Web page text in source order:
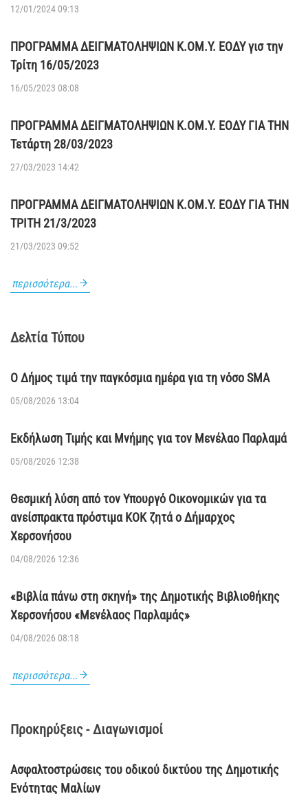
12/01/2024 09:13
ΠΡΟΓΡΑΜΜΑ ΔΕΙΓΜΑΤΟΛΗΨΙΩΝ Κ.ΟΜ.Υ. ΕΟΔΥ γισ την
Τρίτη 16/05/2023
16/05/2023 08:08
ΠΡΟΓΡΑΜΜΑ ΔΕΙΓΜΑΤΟΛΗΨΙΩΝ Κ.ΟΜ.Υ. ΕΟΔΥ ΓΙΑ ΤΗΝ
Τετάρτη 28/03/2023
27/03/2023 14:42
ΠΡΟΓΡΑΜΜΑ ΔΕΙΓΜΑΤΟΛΗΨΙΩΝ Κ.ΟΜ.Υ. ΕΟΔΥ ΓΙΑ ΤΗΝ
ΤΡΙΤΗ 21/3/2023
21/03/2023 09:52
περισσότερα...
Δελτία Τύπου
Ο Δήμος τιμά την παγκόσμια ημέρα για τη νόσο SMA
05/08/2026 13:04
Εκδήλωση Τιμής και Μνήμης για τον Μενέλαο Παρλαμά
05/08/2026 12:38
Θεσμική λύση από τον Υπουργό Οικονομικών για τα
ανείσπρακτα πρόστιμα ΚΟΚ ζητά ο Δήμαρχος
Χερσονήσου
04/08/2026 12:36
«Βιβλία πάνω στη σκηνή» της Δημοτικής Βιβλιοθήκης
Χερσονήσου «Μενέλαος Παρλαμάς»
04/08/2026 08:18
περισσότερα...
Προκηρύξεις - Διαγωνισμοί
Ασφαλτοστρώσεις του οδικού δικτύου της Δημοτικής
Ενότητας Μαλίων